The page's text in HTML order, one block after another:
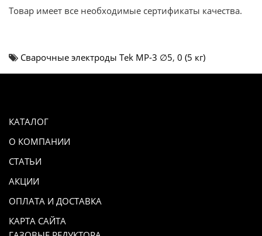
Товар имеет все необходимые сертификаты качества.
Cварочные электроды Теk MP-3 ∅5, 0 (5 кг)
КАТАЛОГ
О КОМПАНИИ
СТАТЬИ
АКЦИИ
ОПЛАТА И ДОСТАВКА
КАРТА САЙТА